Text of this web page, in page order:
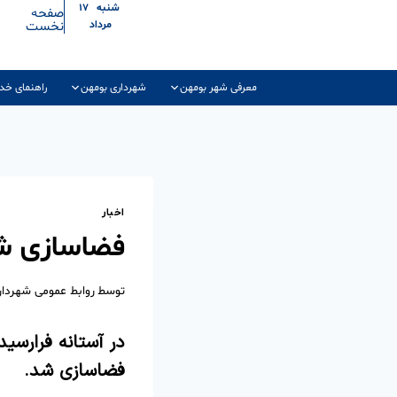
شنبه ۱۷
مرداد
صفحه
نخست
معرفی شهر بومهن شهرداری بومهن راهنمای
اخبار
فضاسازی
توسطروابط عمومی
فضاسازی شد.